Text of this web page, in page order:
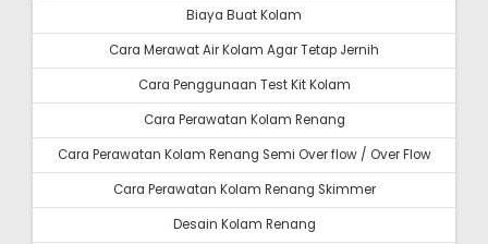
Biaya Buat Kolam
Cara Merawat Air Kolam Agar Tetap Jernih
Cara Penggunaan Test Kit Kolam
Cara Perawatan Kolam Renang
Cara Perawatan Kolam Renang Semi Over flow / Over Flow
Cara Perawatan Kolam Renang Skimmer
Desain Kolam Renang